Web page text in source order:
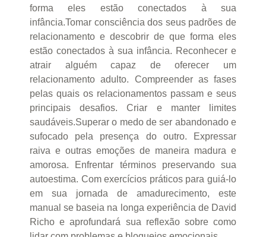
forma eles estão conectados à sua
infância.Tomar consciência dos seus padrões de
relacionamento e descobrir de que forma eles
estão conectados à sua infância. Reconhecer e
atrair alguém capaz de oferecer um
relacionamento adulto. Compreender as fases
pelas quais os relacionamentos passam e seus
principais desafios. Criar e manter limites
saudáveis.Superar o medo de ser abandonado e
sufocado pela presença do outro. Expressar
raiva e outras emoções de maneira madura e
amorosa. Enfrentar términos preservando sua
autoestima. Com exercícios práticos para guiá-lo
em sua jornada de amadurecimento, este
manual se baseia na longa experiência de David
Richo e aprofundará sua reflexão sobre como